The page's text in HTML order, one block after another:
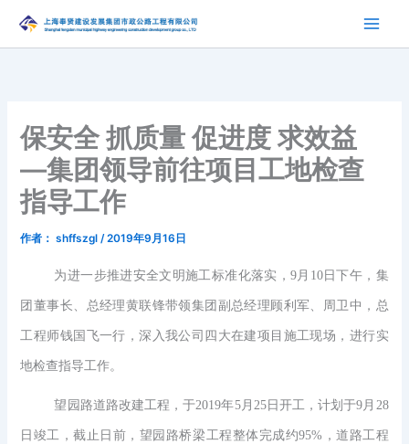
内
保安全 抓质量 促进度 求效益
—集团领导前往项目工地检查
指导工作
作者： shffszgl/2019年9月16日
为进一步推进安全文明施工标准化落实，9月10日下午，集
团董事长、总经理黄联锋带领集团副总经理顾利军、周卫中，总
工程师钱国飞一行，深入我公司四大在建项目施工现场，进行实
地检查指导工作。
望园路道路改建工程，于2019年5月25日开工，计划于9月28
日竣工，截止日前，望园路桥梁工程整体完成约95%，道路工程